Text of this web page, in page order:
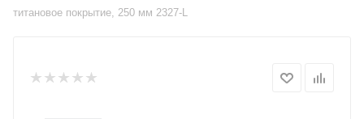
титановое покрытие, 250 мм 2327-L